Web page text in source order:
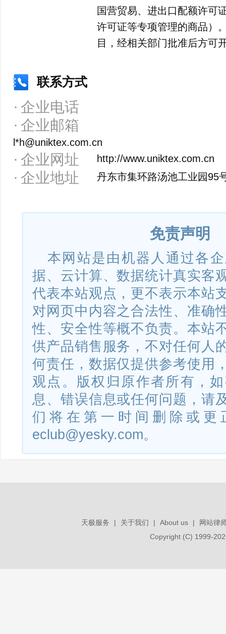
国营贸易、进出口配额许可
许可证等专项管理的商品）
目，经相关部门批准后方可
联系方式
企业电话
企业邮箱
l*h@uniktex.com.cn
企业网址 http://www.uniktex.com.cn
企业地址 丹东市集环路汤池工业园95
免责声明
本网站是由机器人通过各
据、云计算、数据统计真实客
代表本站观点，更不表示本站
对网页中内容之合法性、准确
性、安全性等概不负责。本站
供产品销售服务，不对任何人
何责任，数据仅提供参考使用
观点。版权归原作者所有，
息、错误信息或任何问题，请
们将在第一时间删除或更
eclub@yesky.com。
天极服务 | 关于我们 | About us |
网站律
Copyright (C) 1999-